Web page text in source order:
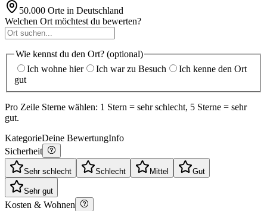
50.000 Orte in Deutschland
Welchen Ort möchtest du bewerten?
Wie kennst du den Ort? (optional)
Ich wohne hier
Ich war zu Besuch
Ich kenne den Ort
gut
Pro Zeile Sterne wählen: 1 Stern = sehr schlecht, 5 Sterne = sehr
gut.
KategorieDeine BewertungInfo
Sicherheit
Sehr schlecht Schlecht Mittel Gut
Sehr gut
Kosten & Wohnen